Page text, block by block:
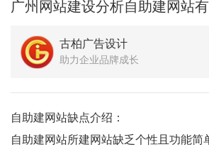
广州网站建设分析自助建网站
古柏广告设计
助力企业品牌成长
自助建网站缺点介绍：
自助建网站所建网站缺乏个性且功能简